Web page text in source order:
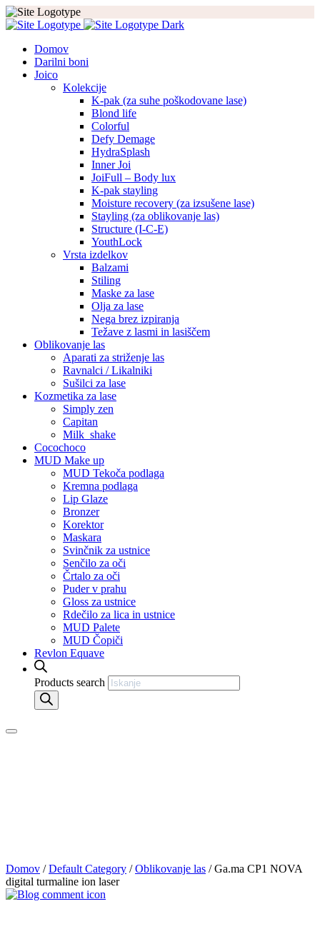
Domov
Darilni boni
Joico
Kolekcije
K-pak (za suhe poškodovane lase)
Blond life
Colorful
Defy Demage
HydraSplash
Inner Joi
JoiFull – Body lux
K-pak stayling
Moisture recovery (za izsušene lase)
Stayling (za oblikovanje las)
Structure (I-C-E)
YouthLock
Vrsta izdelkov
Balzami
Stiling
Maske za lase
Olja za lase
Nega brez izpiranja
Težave z lasmi in lasiščem
Oblikovanje las
Aparati za striženje las
Ravnalci / Likalniki
Sušilci za lase
Kozmetika za lase
Simply zen
Capitan
Milk_shake
Cocochoco
MUD Make up
MUD Tekoča podlaga
Kremna podlaga
Lip Glaze
Bronzer
Korektor
Maskara
Svinčnik za ustnice
Senčilo za oči
Črtalo za oči
Puder v prahu
Gloss za ustnice
Rdečilo za lica in ustnice
MUD Palete
MUD Čopiči
Revlon Equave
Products search
Domov /Default Category /Oblikovanje las / Ga.ma CP1 NOVA
digital turmaline ion laser